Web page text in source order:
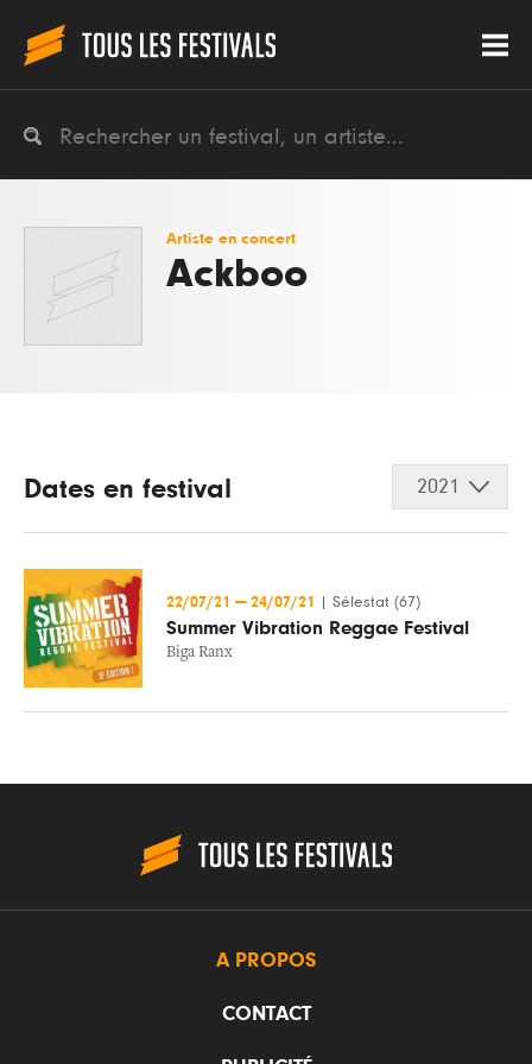
Artiste en concert
Ackboo
Dates en festival 2021
22/07/21 — 24/07/21 Sélestat (67)
Summer Vibration Reggae Festival
Biga Ranx
A PROPOS
CONTACT